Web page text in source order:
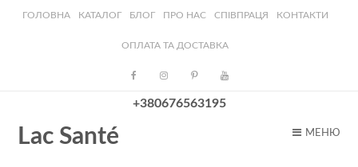
ГОЛОВНА КАТАЛОГ БЛОГ ПРО НАС СПІВПРАЦЯ КОНТАКТИ
ОПЛАТА ТА ДОСТАВКА
+380676563195
Lac Santé МЕНЮ